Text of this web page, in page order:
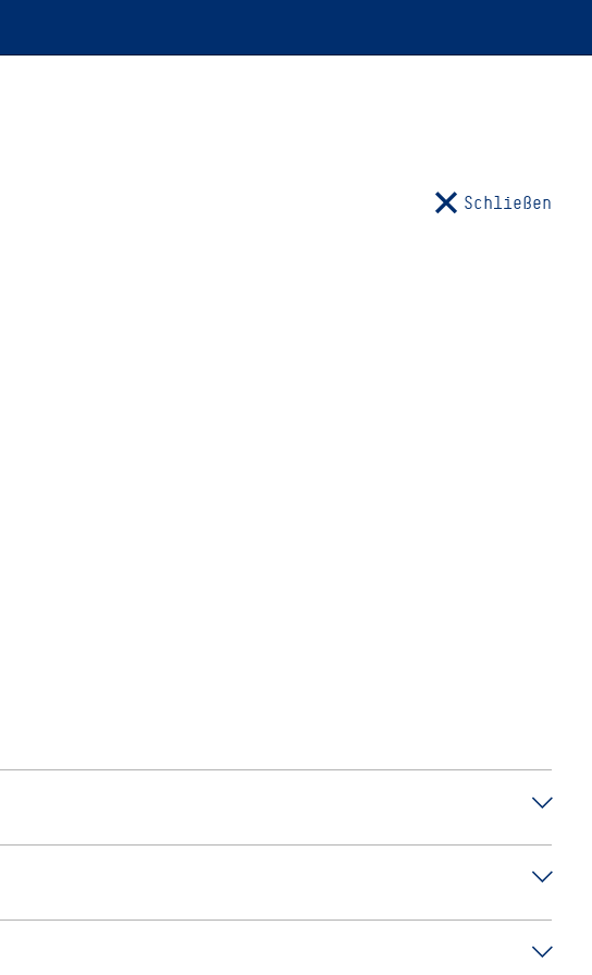
Schließen